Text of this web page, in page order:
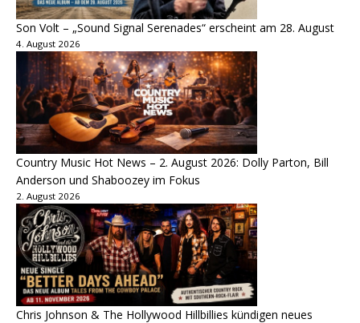
Son Volt – „Sound Signal Serenades“ erscheint am 28. August
4. August 2026
Country Music Hot News – 2. August 2026: Dolly Parton, Bill
Anderson und Shaboozey im Fokus
2. August 2026
Chris Johnson & The Hollywood Hillbillies kündigen neues